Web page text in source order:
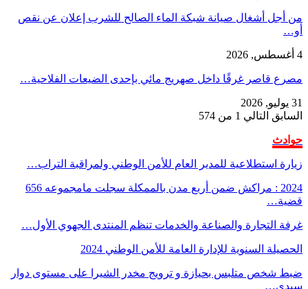
من أجل أشغال صيانة شبكة الماء الصالح للشرب إعلان عن نقص
أو…
4 أغسطس, 2026
مصرع قاصر غرقًا داخل صهريج مائي بإحدى الضيعات الفلاحية…
31 يوليو, 2026
السابق التالي 1 من 574
حوادث
زيارة استطلاعية للمدير العام للأمن الوطني ولمراقبة التراب…
2024 : مراكش ضمن أربع مدن بالممكلة سجلت مامجموعه 656
قضية…
غرفة التجارة والصناعة والخدمات تنظم المنتدى الجهوي الأول…
الحصيلة السنوية للإدارة العامة للأمن الوطني 2024
ضبط شخص متلبس بحيازة و ترويج مخدر الشيرا على مستوى دوار
سيدي…